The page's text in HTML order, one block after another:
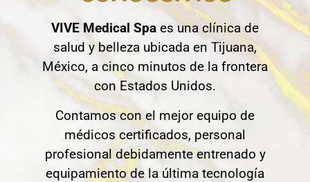
VIVE Medical Spa es una clínica de
salud y belleza ubicada en Tijuana,
México, a cinco minutos de la frontera
con Estados Unidos.
Contamos con el mejor equipo de
médicos certificados, personal
profesional debidamente entrenado y
equipamiento de la última tecnología